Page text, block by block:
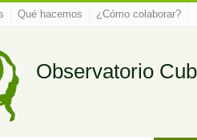
Qué hacemos ¿Cómo colaborar?
Observatorio